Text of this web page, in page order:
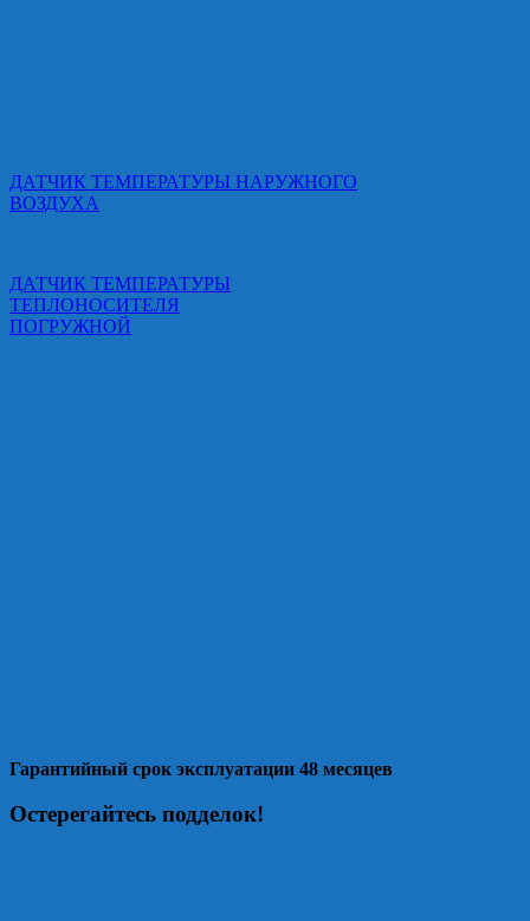
ДАТЧИК ТЕМПЕРАТУРЫ НАРУЖНОГО
ВОЗДУХА
ДАТЧИК ТЕМПЕРАТУРЫ
ТЕПЛОНОСИТЕЛЯ
ПОГРУЖНОЙ
Гарантийный срок эксплуатации 48 месяцев
Остерегайтесь подделок!